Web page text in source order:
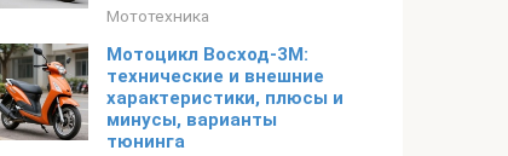
Мототехника
Мотоцикл Восход-3М:
технические и внешние
характеристики, плюсы и
минусы, варианты
тюнинга